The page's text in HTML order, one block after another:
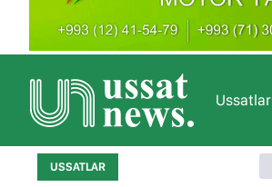
Ussatlar
USSATLAR